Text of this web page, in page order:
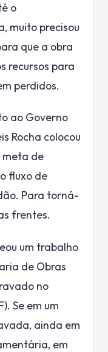
o
muito precisou
que a obra
recursos para
perdidos.
ao Governo
Rocha colocou
meta de
fluxo de
Para torná-
frentes.
um trabalho
de Obras
no
Se em um
ainda em
em